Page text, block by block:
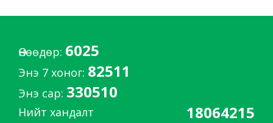
Өнөөдөр: 6025
Энэ 7 хоног: 82511
Энэ сар: 330510
Нийт хандалт 18064215